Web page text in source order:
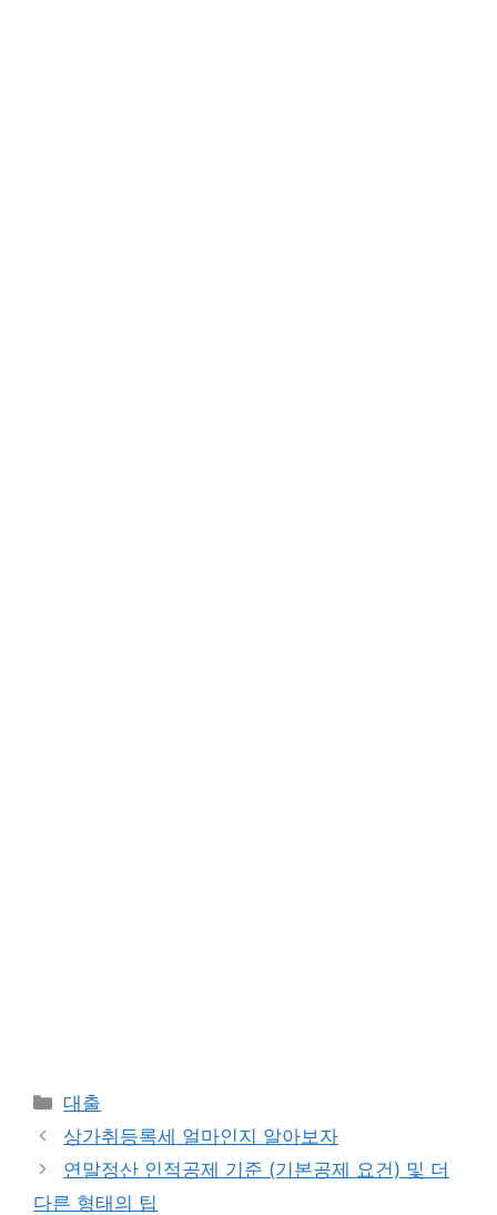
Categories
대출
상가취등록세 얼마인지 알아보자
연말정산 인적공제 기준 (기본공제 요건) 및 더
다른 형태의 팁